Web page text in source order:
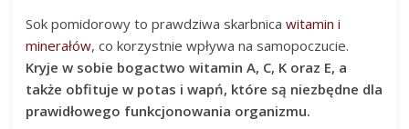
Sok pomidorowy to prawdziwa skarbnicawitamin i
minerałów, co korzystnie wpływa na samopoczucie.
Kryje w sobie bogactwo witamin A, C, K oraz E, a
także obfituje w potas i wapń, które są niezbędne dla
prawidłowego funkcjonowania organizmu.